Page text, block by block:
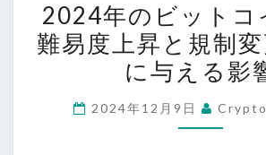
の
ビ
ト
2024年のビットコ
難易度上昇と規制
に与える影
2024年12月9日